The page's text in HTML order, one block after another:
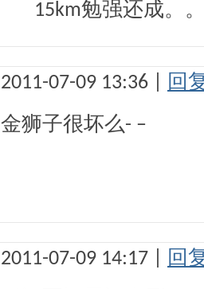
15km勉强还成。
2011-07-09 13:36 | 回
金狮子很坏么- –
2011-07-09 14:17 | 回